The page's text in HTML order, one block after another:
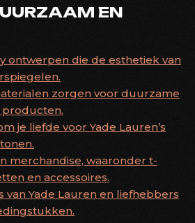
EN
ontwerpen die de esthetiek van
zorgen voor duurzame
je liefde voor Yade Lauren’s
merchandise, waaronder t-
en accessoires.
van Yade Lauren en liefhebbers